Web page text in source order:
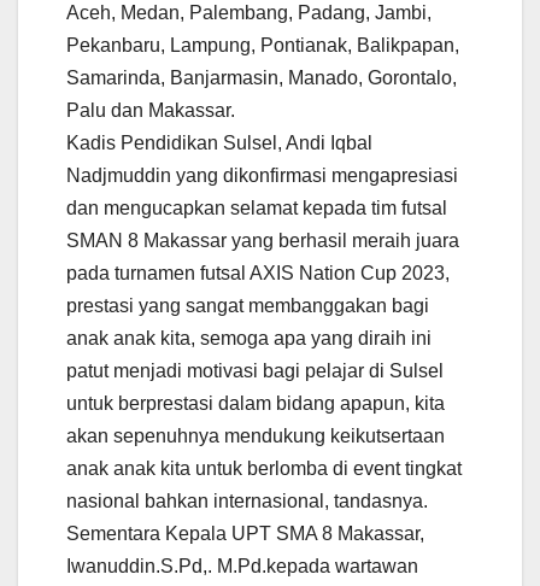
Aceh, Medan, Palembang, Padang, Jambi,
Pekanbaru, Lampung, Pontianak, Balikpapan,
Samarinda, Banjarmasin, Manado, Gorontalo,
Palu dan Makassar.
Kadis Pendidikan Sulsel, Andi Iqbal
Nadjmuddin yang dikonfirmasi mengapresiasi
dan mengucapkan selamat kepada tim futsal
SMAN 8 Makassar yang berhasil meraih juara
pada turnamen futsal AXIS Nation Cup 2023,
prestasi yang sangat membanggakan bagi
anak anak kita, semoga apa yang diraih ini
patut menjadi motivasi bagi pelajar di Sulsel
untuk berprestasi dalam bidang apapun, kita
akan sepenuhnya mendukung keikutsertaan
anak anak kita untuk berlomba di event tingkat
nasional bahkan internasional, tandasnya.
Sementara Kepala UPT SMA 8 Makassar,
Iwanuddin.S.Pd,. M.Pd.kepada wartawan